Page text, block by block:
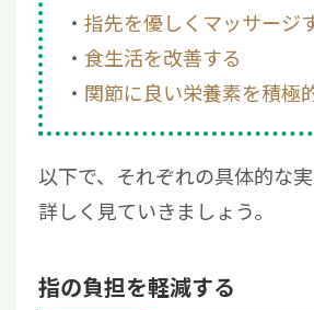
指先を優しくマッサージ
食生活を改善する
関節に良い栄養素を積極
以下で、それぞれの具体的な
詳しく見ていきましょう。
指の負担を軽減する